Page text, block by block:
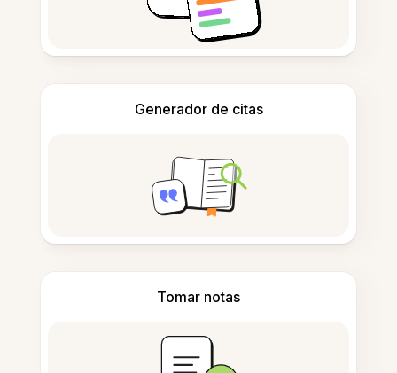
Generador de citas
Tomar notas